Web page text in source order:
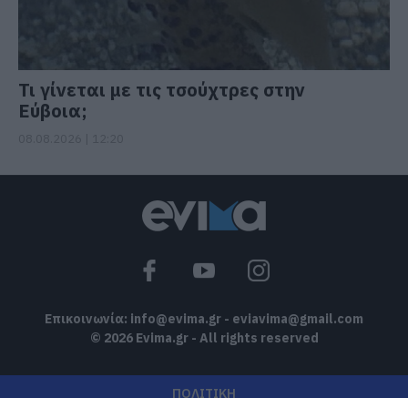
Τι γίνεται με τις τσούχτρες στην
Εύβοια;
Επικοινωνία: info@evima.gr - eviavima@gmail.com
© 2026 Evima.gr - All rights reserved
ΠΟΛΙΤΙΚΗ